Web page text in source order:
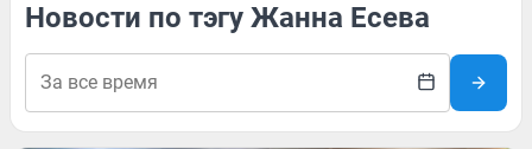
Новости по тэгу Жанна Есева